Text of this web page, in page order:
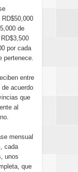
de
por cada
pertenece.
entre
de acuerdo
que
al
mensual
cada
unos
que